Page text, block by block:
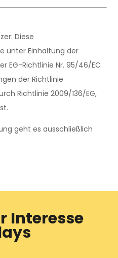
Diese
unter Einhaltung der
EG-Richtlinie Nr. 95/46/EC
der Richtlinie
Richtlinie 2009/136/EG,
geht es ausschließlich
Interesse